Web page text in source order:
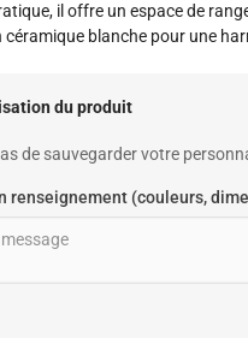
il offre un espace de
céramique blanche pour une
du produit
de sauvegarder votre
renseignement (couleurs,